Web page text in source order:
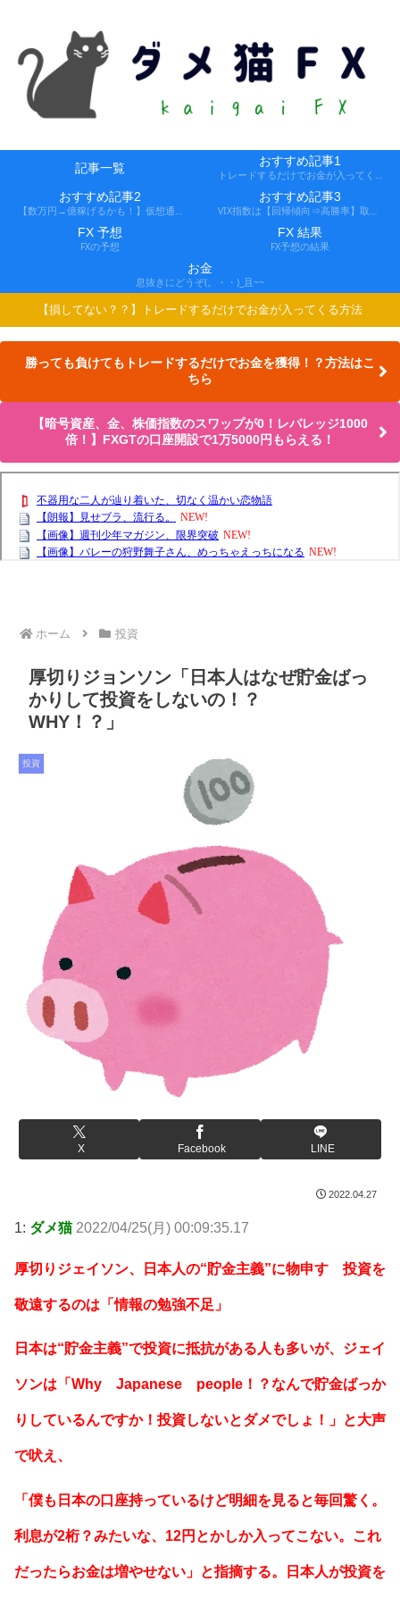
記事一覧 おすすめ記事1
おすすめ記事2 おすすめ記事3
FX 予想
FXの予想
FX 結果
FX予想の結果
お金
息抜きにどうぞ(。・・)_且~~
【損してない？？】トレードするだけでお金が入ってくる方法
勝っても負けてもトレードするだけでお金を獲得！？方法はこ
ちら
【暗号資産、金、株価指数のスワップが0！レバレッジ1000
倍！】FXGTの口座開設で1万5000円もらえる！
ホーム 投資
厚切りジョンソン「日本人はなぜ貯金ばっ
かりして投資をしないの！？
WHY！？」
投資
X Facebook LINE
2022.04.27
1: ダメ猫 2022/04/25(月) 00:09:35.17
厚切りジェイソン、日本人の“貯金主義”に物申す 投資を
敬遠するのは「情報の勉強不足」
日本は“貯金主義”で投資に抵抗がある人も多いが、ジェイ
ソンは「Why Japanese people！？なんで貯金ばっか
りしているんですか！投資しないとダメでしょ！」と大声
で吠え、
「僕も日本の口座持っているけど明細を見ると毎回驚く。
利息が2桁？みたいな、12円とかしか入ってこない。これ
だったらお金は増やせない」と指摘する。日本人が投資を